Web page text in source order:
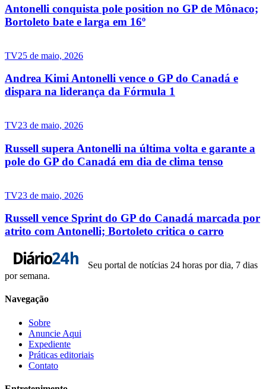
Antonelli conquista pole position no GP de Mônaco;
Bortoleto bate e larga em 16º
TV25 de maio, 2026
Andrea Kimi Antonelli vence o GP do Canadá e
dispara na liderança da Fórmula 1
TV23 de maio, 2026
Russell supera Antonelli na última volta e garante a
pole do GP do Canadá em dia de clima tenso
TV23 de maio, 2026
Russell vence Sprint do GP do Canadá marcada por
atrito com Antonelli; Bortoleto critica o carro
Seu portal de notícias 24 horas por dia, 7 dias
por semana.
Navegação
Sobre
Anuncie Aqui
Expediente
Práticas editoriais
Contato